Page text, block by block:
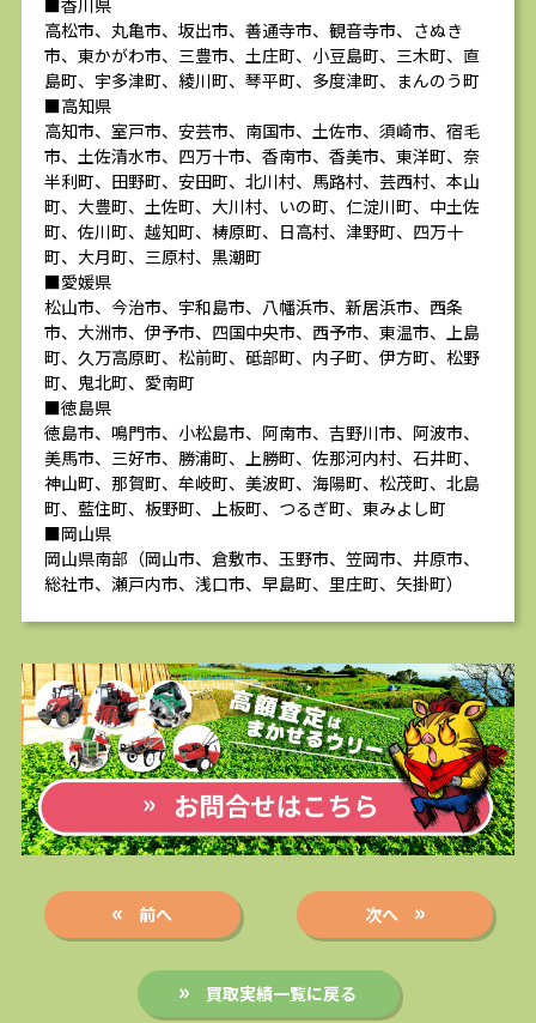
■香川県
高松市、丸亀市、坂出市、善通寺市、観音寺市、さぬき
市、東かがわ市、三豊市、土庄町、小豆島町、三木町、直
島町、宇多津町、綾川町、琴平町、多度津町、まんのう町
■高知県
高知市、室戸市、安芸市、南国市、土佐市、須崎市、宿毛
市、土佐清水市、四万十市、香南市、香美市、東洋町、奈
半利町、田野町、安田町、北川村、馬路村、芸西村、本山
町、大豊町、土佐町、大川村、いの町、仁淀川町、中土佐
町、佐川町、越知町、梼原町、日高村、津野町、四万十
町、大月町、三原村、黒潮町
■愛媛県
松山市、今治市、宇和島市、八幡浜市、新居浜市、西条
市、大洲市、伊予市、四国中央市、西予市、東温市、上島
町、久万高原町、松前町、砥部町、内子町、伊方町、松野
町、鬼北町、愛南町
■徳島県
徳島市、鳴門市、小松島市、阿南市、吉野川市、阿波市、
美馬市、三好市、勝浦町、上勝町、佐那河内村、石井町、
神山町、那賀町、牟岐町、美波町、海陽町、松茂町、北島
町、藍住町、板野町、上板町、つるぎ町、東みよし町
■岡山県
岡山県南部（岡山市、倉敷市、玉野市、笠岡市、井原市、
総社市、瀬戸内市、浅口市、早島町、里庄町、矢掛町）
前へ 次へ
買取実績一覧に戻る